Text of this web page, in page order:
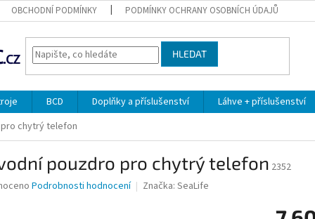
OBCHODNÍ PODMÍNKY PODMÍNKY OCHRANY OSOBNÍCH ÚDAJŮ
HLEDAT
BCD Doplňky a příslušenství Láhve + příslušenství
chytrý telefon
pouzdro pro chytrý telefon 2352
Podrobnosti hodnocení Značka: SeaLife